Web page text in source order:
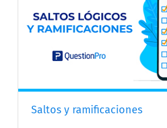
Saltos y ramificaciones